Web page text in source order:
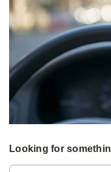
Looking for